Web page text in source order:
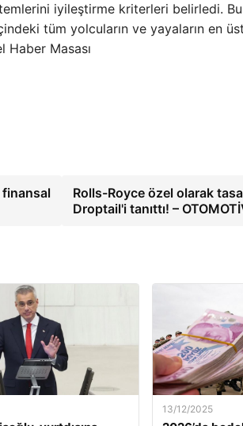
iyileştirme kriterleri belirledi.
tüm yolcuların ve yayaların en
Haber Masası
finansal
Rolls-Royce özel olarak
Droptail'i tanıttı! –
13/12/2025